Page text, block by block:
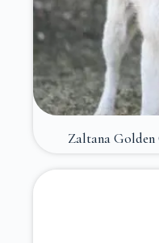
Zaltana